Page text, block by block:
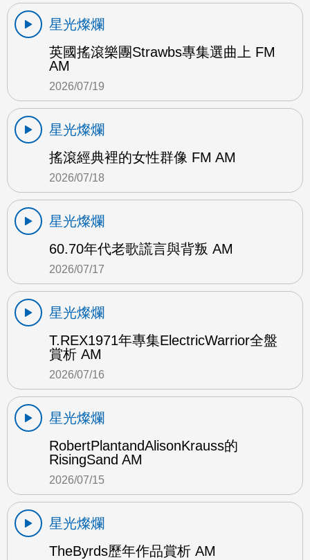
星光燦爛
英國搖滾樂團Strawbs專集選曲上 FM
AM
2026/07/19
星光燦爛
搖滾經典裡的女性群像 FM AM
2026/07/18
星光燦爛
60.70年代老歌謊言與背叛 AM
2026/07/17
星光燦爛
T.REX1971年專集ElectricWarrior全盤
賞析 AM
2026/07/16
星光燦爛
RobertPlantandAlisonKrauss的
RisingSand AM
2026/07/15
星光燦爛
TheByrds歷年作品賞析 AM